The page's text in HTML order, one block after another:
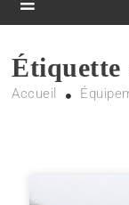
Accueil